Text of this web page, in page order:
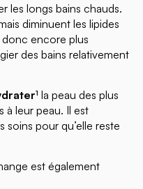
les longs bains chauds.
diminuent les lipides
encore plus
des bains relativement
1 la peau des plus
à leur peau. Il est
pour qu’elle reste
est également